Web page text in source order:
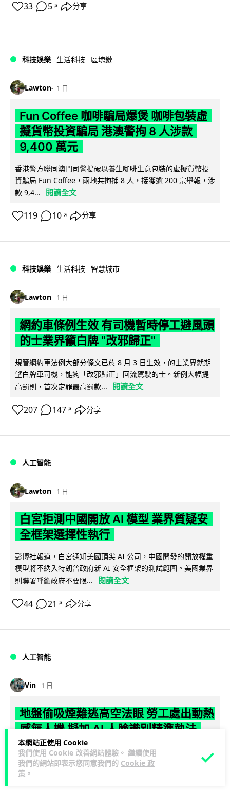
本網站正使用 Cookie
我們使用 Cookie 改善網站體驗。 繼續使用
我們的網站即表示您同意我們的 Cookie 政
策 。
33 5 ↗ 分享
科技娛樂 生活科技 區塊鏈
Lawton 1 日
Fun Coffee 咖啡騙局爆煲 咖啡包裝虛
擬貨幣投資騙局 港澳警拘 8 人涉款
9,400 萬元
香港警方聯同澳門司警搗破以養生咖啡生意包裝的虛擬貨幣投
資騙局 Fun Coffee，兩地共拘捕 8 人，接獲逾 200 宗舉報，涉
款 9,4...
閱讀全文
119 10 ↗ 分享
科技娛樂 生活科技 智慧城市
Lawton 1 日
網約車條例生效 有司機暫時停工避風頭
的士業界籲白牌 "改邪歸正"
規管網約車法例大部分條文已於 8 月 3 日生效，的士業界就期
望白牌車司機，能夠「改邪歸正」回流駕駛的士。新例大幅提
高罰則，首次定罪最高罰款...
閱讀全文
207 147 ↗ 分享
人工智能
Lawton 1 日
白宮拒測中國開放 AI 模型 業界質疑安
全框架選擇性執行
彭博社報道，白宮通知美國頂尖 AI 公司，中國開發的開放權重
模型將不納入特朗普政府新 AI 安全框架的測試範圍。美國業界
則聯署呼籲政府不要限...
閱讀全文
44 21 ↗ 分享
人工智能
Vin 1 日
地盤偷吸煙難逃高空法眼 勞工處出動熱
感無人機 擬加 AI 人臉識別精準執法
勞工處投入配備熱感應鏡頭的小型無人機進行高空巡邏以打擊
地盤違例吸煙，並正研究於未來一年內引入 AI 人臉識別與行為
分析功能，結合三大技術進一...